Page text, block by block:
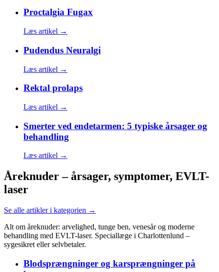
Proctalgia Fugax
Læs artikel →
Pudendus Neuralgi
Læs artikel →
Rektal prolaps
Læs artikel →
Smerter ved endetarmen: 5 typiske årsager og
behandling
Læs artikel →
Åreknuder – årsager, symptomer, EVLT-
laser
Se alle artikler i kategorien →
Alt om åreknuder: arvelighed, tunge ben, venesår og moderne
behandling med EVLT-laser. Speciallæge i Charlottenlund –
sygesikret eller selvbetaler.
Blodsprængninger og karsprængninger på